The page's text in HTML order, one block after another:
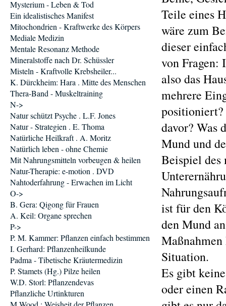
Teile eines
wäre zum
dieser
von Fragen:
also das
mehrere
positioniert?
davor? Was
Mund und
Beispiel des
ist für den
den Mund
Situation.
Es gibt
oder einen
Mysterium - Leben & Tod
Ein idealistisches Manifest
Mitochondrien - Kraftwerke des Körpers
Mediale Medizin
Mentale Resonanz Methode
Mineralstoffe nach Dr. Schüssler
Misteln - Kraftvolle Krebsheiler...
K. Dürckheim: Hara . Mitte des Menschen
Thera-Band - Muskeltraining
N->
Natur schützt Psyche . L.F. Jones
Natur - Strategien . E. Thoma
Natürliche Heilkraft . A. Moritz
Natürlich leben - ohne Chemie
Mit Nahrungsmitteln vorbeugen & heilen
Natur-Therapie: e-motion . DVD
Nahtoderfahrung - Erwachen im Licht
O->
B. Gera: Qigong für Frauen
A. Keil: Organe sprechen
P->
P. M. Kammer: Pflanzen einfach bestimmen
I. Gerhard: Pflanzenheilkunde
Padma - Tibetische Kräutermedizin
P. Stamets (Hg.) Pilze heilen
W.D. Storl: Pflanzendevas
Pflanzliche Urtinkturen